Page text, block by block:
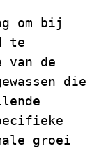
om bij
te
van de
die
groei